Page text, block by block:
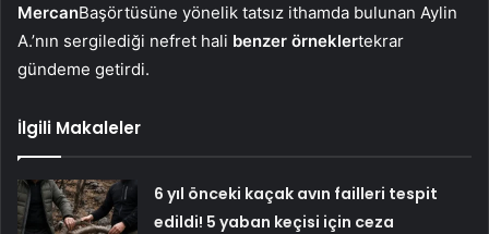
MercanBaşörtüsüne yönelik tatsız ithamda bulunan Aylin
A.’nın sergilediği nefret hali benzer örneklertekrar
gündeme getirdi.
İlgili Makaleler
6 yıl önceki kaçak avın failleri tespit
edildi! 5 yaban keçisi için ceza